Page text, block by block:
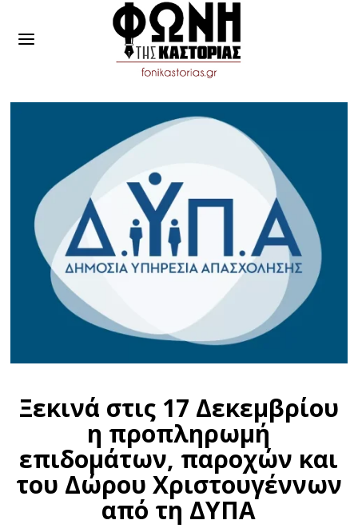
Ξεκινά στις 17 Δεκεμβρίου
η προπληρωμή
επιδομάτων, παροχών και
του Δώρου Χριστουγέννων
από τη ΔΥΠΑ